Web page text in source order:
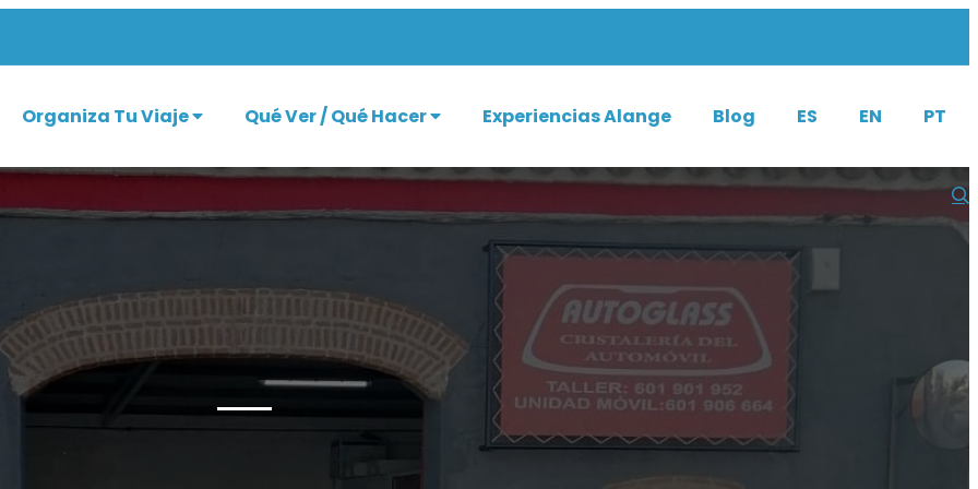
Organiza Tu Viaje Qué Ver / Qué Hacer Experiencias Alange Blog ES EN PT